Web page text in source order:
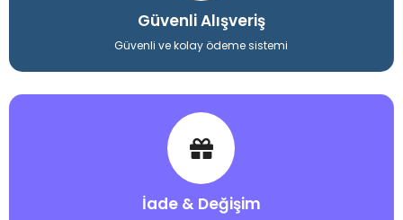
Güvenli Alışveriş
Güvenli ve kolay ödeme sistemi
İade & Değişim